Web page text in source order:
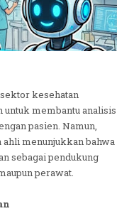
kesehatan
untuk membantu analisis
pasien. Namun,
ahli menunjukkan bahwa
sebagai pendukung
perawat.